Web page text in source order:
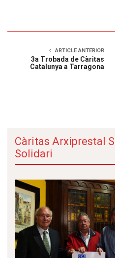
ARTICLE ANTERIOR
3a Trobada de Càritas
Catalunya a Tarragona
Càritas Arxiprestal
Solidari